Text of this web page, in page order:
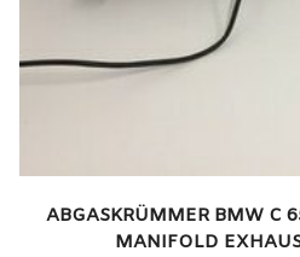
ABGASKRÜMMER BMW C
MANIFOLD